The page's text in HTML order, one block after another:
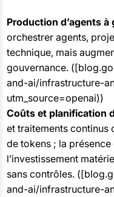
Production d’agents à
orchestrer agents,
technique, mais
gouvernance.
and-ai/infrastructure-
utm_source=openai))
Coûts et planification
et traitements continus
de tokens ; la présence
l’investissement
sans contrôles.
and-ai/infrastructure-